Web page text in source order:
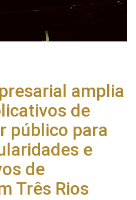
amplia
de
público para
e
de
Três Rios